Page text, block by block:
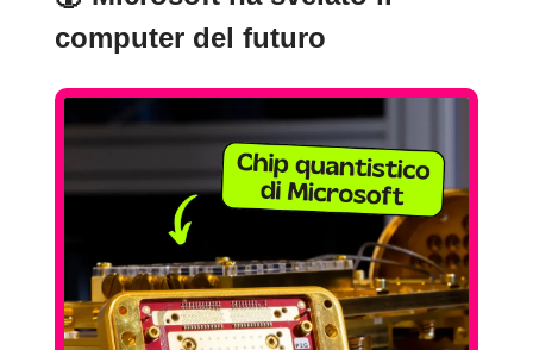
computer del futuro